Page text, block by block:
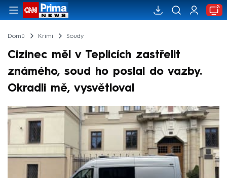
Domů Krimi Soudy
Cizinec měl v Teplicích zastřelit
známého, soud ho poslal do vazby.
Okradli mě, vysvětloval